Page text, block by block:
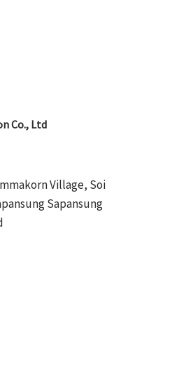
Co., Ltd
Village, Soi
Sapansung